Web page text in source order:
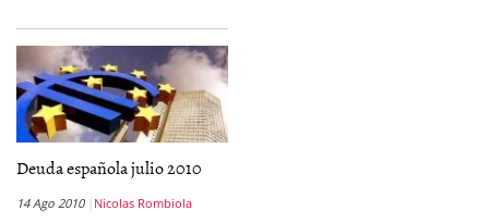
Deuda española julio 2010
14 Ago 2010 Nicolas Rombiola